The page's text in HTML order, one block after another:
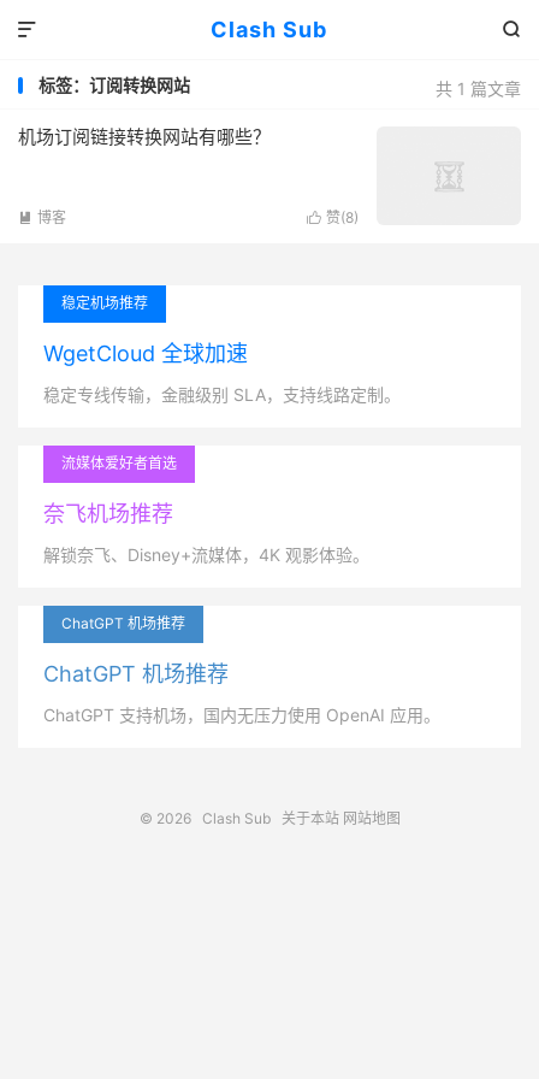
Clash Sub 

共 1 篇文章
标签：订阅转换网站
机场订阅链接转换网站有哪些？
 赞(8)
 博客
稳定机场推荐
WgetCloud 全球加速
稳定专线传输，金融级别 SLA，支持线路定制。
流媒体爱好者首选
奈飞机场推荐
解锁奈飞、Disney+流媒体，4K 观影体验。
ChatGPT 机场推荐
ChatGPT 机场推荐
ChatGPT 支持机场，国内无压力使用 OpenAI 应用。
© 2026 Clash Sub 关于本站 网站地图